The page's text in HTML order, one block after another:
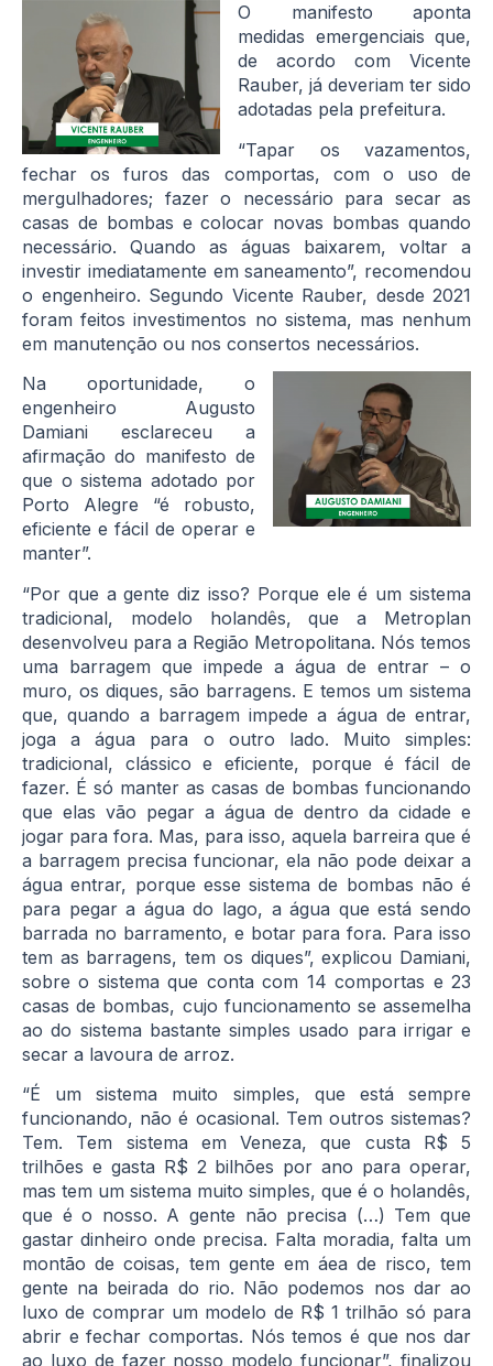
O manifesto aponta
medidas emergenciais que,
de acordo com Vicente
Rauber, já deveriam ter sido
adotadas pela prefeitura.
“Tapar os vazamentos,
fechar os furos das comportas, com o uso de
mergulhadores; fazer o necessário para secar as
casas de bombas e colocar novas bombas quando
necessário. Quando as águas baixarem, voltar a
investir imediatamente em saneamento”, recomendou
o engenheiro. Segundo Vicente Rauber, desde 2021
foram feitos investimentos no sistema, mas nenhum
em manutenção ou nos consertos necessários.
Na oportunidade, o
engenheiro Augusto
Damiani esclareceu a
afirmação do manifesto de
que o sistema adotado por
Porto Alegre “é robusto,
eficiente e fácil de operar e
manter”.
“Por que a gente diz isso? Porque ele é um sistema
tradicional, modelo holandês, que a Metroplan
desenvolveu para a Região Metropolitana. Nós temos
uma barragem que impede a água de entrar – o
muro, os diques, são barragens. E temos um sistema
que, quando a barragem impede a água de entrar,
joga a água para o outro lado. Muito simples:
tradicional, clássico e eficiente, porque é fácil de
fazer. É só manter as casas de bombas funcionando
que elas vão pegar a água de dentro da cidade e
jogar para fora. Mas, para isso, aquela barreira que é
a barragem precisa funcionar, ela não pode deixar a
água entrar, porque esse sistema de bombas não é
para pegar a água do lago, a água que está sendo
barrada no barramento, e botar para fora. Para isso
tem as barragens, tem os diques”, explicou Damiani,
sobre o sistema que conta com 14 comportas e 23
casas de bombas, cujo funcionamento se assemelha
ao do sistema bastante simples usado para irrigar e
secar a lavoura de arroz.
“É um sistema muito simples, que está sempre
funcionando, não é ocasional. Tem outros sistemas?
Tem. Tem sistema em Veneza, que custa R$ 5
trilhões e gasta R$ 2 bilhões por ano para operar,
mas tem um sistema muito simples, que é o holandês,
que é o nosso. A gente não precisa (…) Tem que
gastar dinheiro onde precisa. Falta moradia, falta um
montão de coisas, tem gente em áea de risco, tem
gente na beirada do rio. Não podemos nos dar ao
luxo de comprar um modelo de R$ 1 trilhão só para
abrir e fechar comportas. Nós temos é que nos dar
ao luxo de fazer nosso modelo funcionar”, finalizou